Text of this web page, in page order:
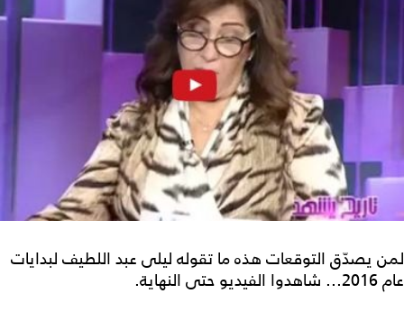
لمن يصدّق التوقعات هذه ما تقوله ليلى عبد اللطيف لبدايات
عام 2016... شاهدوا الفيديو حتى النهاية.